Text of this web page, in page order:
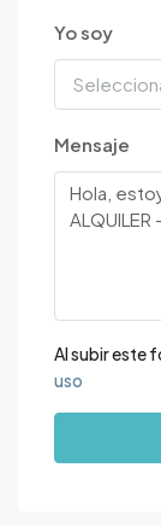
Yo soy
Mensaje
Al subir este
uso